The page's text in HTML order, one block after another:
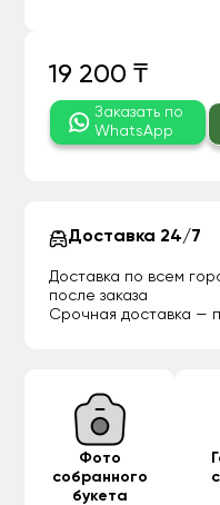
19 200 ₸
Заказать по
WhatsApp
Доставка 24/7
Доставка по всем
после заказа
Срочная доставка —
Фото
собранного
букета